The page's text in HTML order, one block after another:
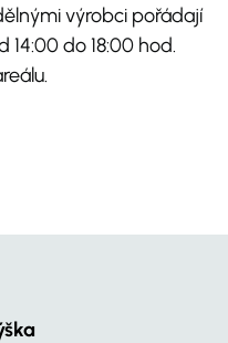
výrobci pořádají
14:00 do 18:00 hod.